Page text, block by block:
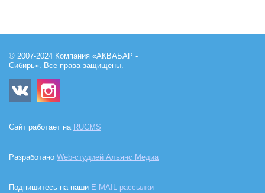
© 2007-2024 Компания «АКВАБАР -
Сибирь». Все права защищены.
Сайт работает на RUCMS
Разработано Web-студией Альянс Медиа
Подпишитесь на наши E-MAIL рассылки